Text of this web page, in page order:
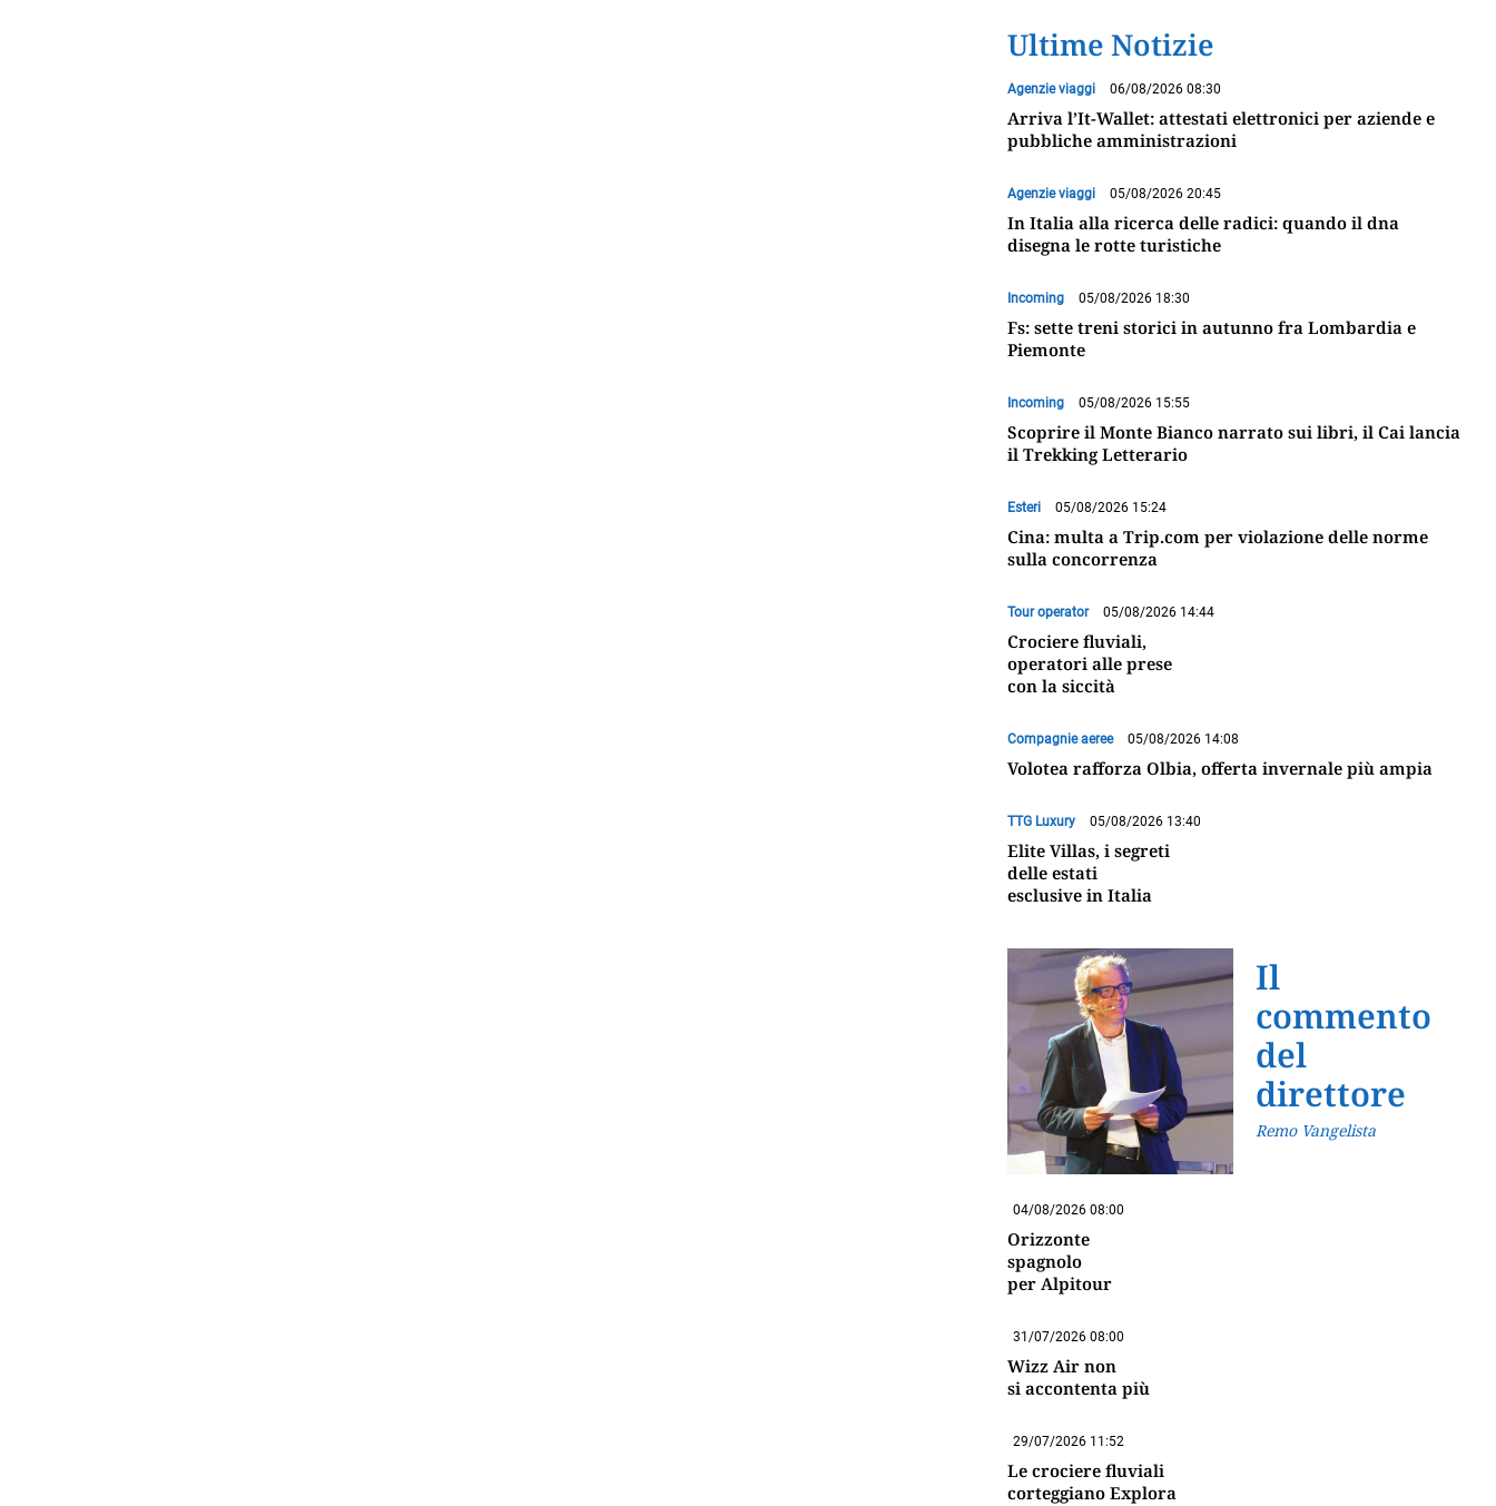
Ultime Notizie
Agenzie viaggi 06/08/2026 08:30
Arriva l’It-Wallet: attestati elettronici per aziende e
pubbliche amministrazioni
Agenzie viaggi 05/08/2026 20:45
In Italia alla ricerca delle radici: quando il dna
disegna le rotte turistiche
Incoming 05/08/2026 18:30
Fs: sette treni storici in autunno fra Lombardia e
Piemonte
Incoming 05/08/2026 15:55
Scoprire il Monte Bianco narrato sui libri, il Cai lancia
il Trekking Letterario
Esteri 05/08/2026 15:24
Cina: multa a Trip.com per violazione delle norme
sulla concorrenza
Tour operator 05/08/2026 14:44
Crociere fluviali,
operatori alle prese
con la siccità
Compagnie aeree 05/08/2026 14:08
Volotea rafforza Olbia, offerta invernale più ampia
TTG Luxury 05/08/2026 13:40
Elite Villas, i segreti
delle estati
esclusive in Italia
Il
commento
del
direttore
Remo Vangelista
04/08/2026 08:00
Orizzonte
spagnolo
per Alpitour
31/07/2026 08:00
Wizz Air non
si accontenta più
29/07/2026 11:52
Le crociere fluviali
corteggiano Explora